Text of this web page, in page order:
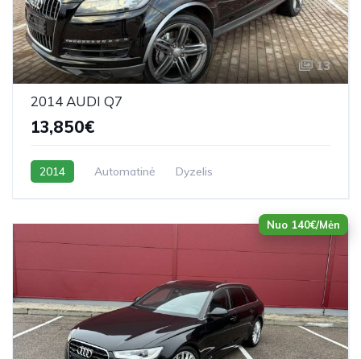
13
2014 AUDI Q7
13,850€
2014 Automatinė Dyzelis
Nuo 140€/Mėn